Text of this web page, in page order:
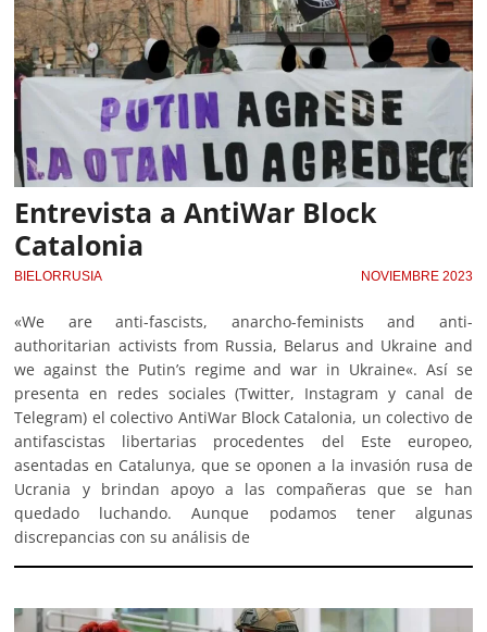
Entrevista a AntiWar Block
Catalonia
BIELORRUSIA NOVIEMBRE 2023
«We are anti-fascists, anarcho-feminists and anti-
authoritarian activists from Russia, Belarus and Ukraine and
we against the Putin’s regime and war in Ukraine«. Así se
presenta en redes sociales (Twitter, Instagram y canal de
Telegram) el colectivo AntiWar Block Catalonia, un colectivo de
antifascistas libertarias procedentes del Este europeo,
asentadas en Catalunya, que se oponen a la invasión rusa de
Ucrania y brindan apoyo a las compañeras que se han
quedado luchando. Aunque podamos tener algunas
discrepancias con su análisis de